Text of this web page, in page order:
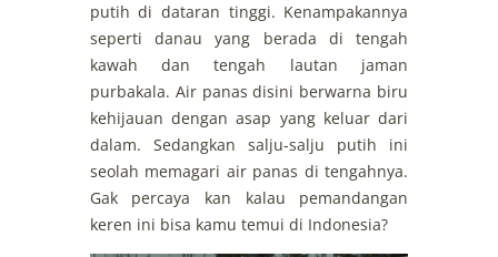
putih di dataran tinggi. Kenampakannya
seperti danau yang berada di tengah
kawah dan tengah lautan jaman
purbakala. Air panas disini berwarna biru
kehijauan dengan asap yang keluar dari
dalam. Sedangkan salju-salju putih ini
seolah memagari air panas di tengahnya.
Gak percaya kan kalau pemandangan
keren ini bisa kamu temui di Indonesia?